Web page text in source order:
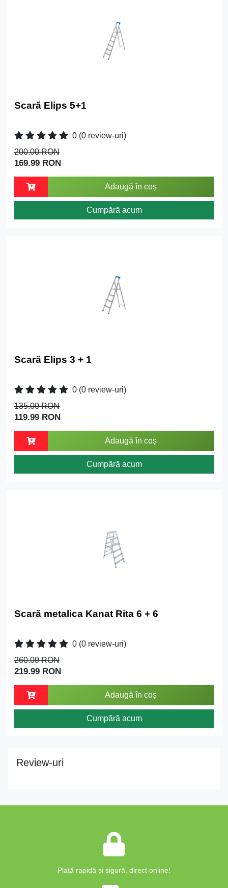
Scară Elips 5+1
0 (0 review-uri)
200.00 RON
169.99 RON
Adaugă în coș
Cumpără acum
Scară Elips 3 + 1
0 (0 review-uri)
135.00 RON
119.99 RON
Adaugă în coș
Cumpără acum
Scară metalica Kanat Rita 6 + 6
0 (0 review-uri)
260.00 RON
219.99 RON
Adaugă în coș
Cumpără acum
Review-uri
Plată rapidă și sigură, direct online!